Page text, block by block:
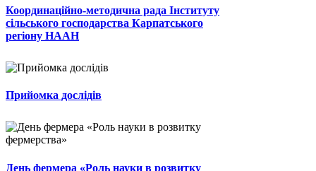
Координаційно-методична рада Інституту
сільського господарства Карпатського
регіону НААН
Прийомка дослідів
День фермера «Роль науки в розвитку